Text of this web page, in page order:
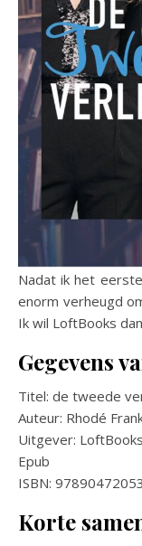
Nadat ik het eerste deel in deze serie gelezen had was ik
enorm verheugd
Ik wil LoftBooks
Gegevens
Titel: de tweede
Auteur: Rhodé
Uitgever: LoftBooks
Epub
ISBN:
Korte